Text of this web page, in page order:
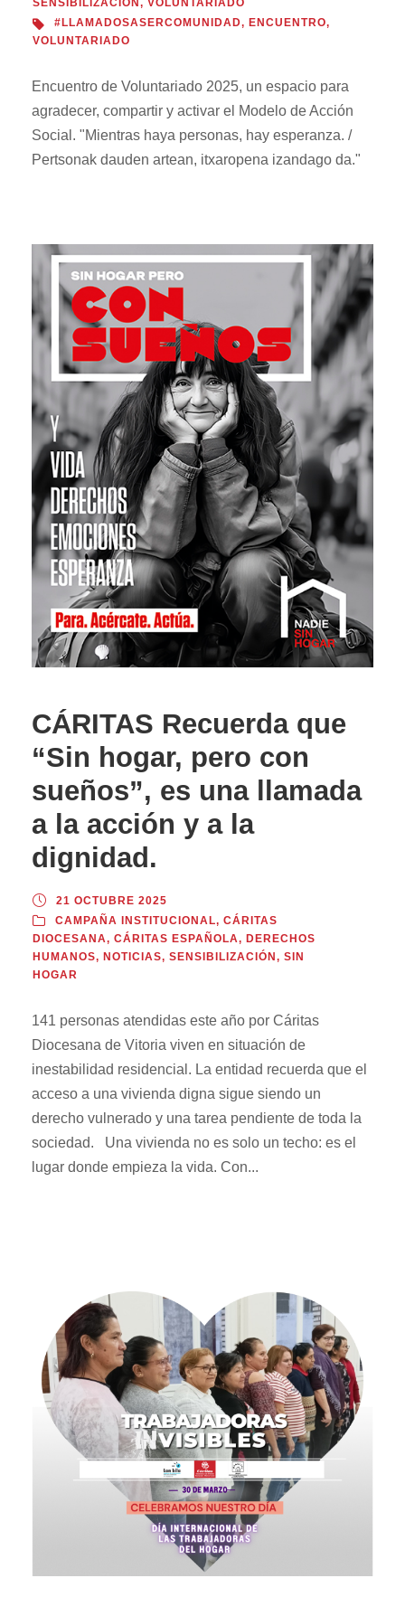
SENSIBILIZACIÓN , VOLUNTARIADO
#LLAMADOSASERCOMUNIDAD, ENCUENTRO,
VOLUNTARIADO
Encuentro de Voluntariado 2025, un espacio para
agradecer, compartir y activar el Modelo de Acción
Social. "Mientras haya personas, hay esperanza. /
Pertsonak dauden artean, itxaropena izandago da."
CÁRITAS Recuerda que
“Sin hogar, pero con
sueños”, es una llamada
a la acción y a la
dignidad.
21 OCTUBRE 2025
CAMPAÑA INSTITUCIONAL, CÁRITAS
DIOCESANA, CÁRITAS ESPAÑOLA, DERECHOS
HUMANOS, NOTICIAS, SENSIBILIZACIÓN, SIN
HOGAR
141 personas atendidas este año por Cáritas
Diocesana de Vitoria viven en situación de
inestabilidad residencial. La entidad recuerda que el
acceso a una vivienda digna sigue siendo un
derecho vulnerado y una tarea pendiente de toda la
sociedad. Una vivienda no es solo un techo: es el
lugar donde empieza la vida. Con...